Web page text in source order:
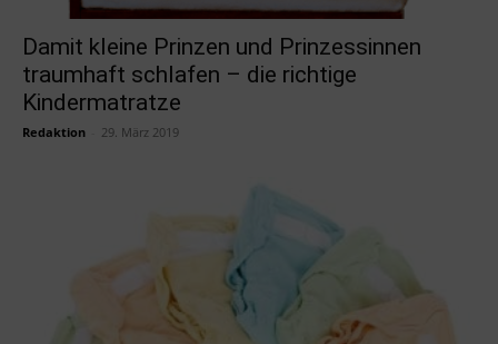
Damit kleine Prinzen und Prinzessinnen
traumhaft schlafen – die richtige
Kindermatratze
Redaktion 29. März 2019